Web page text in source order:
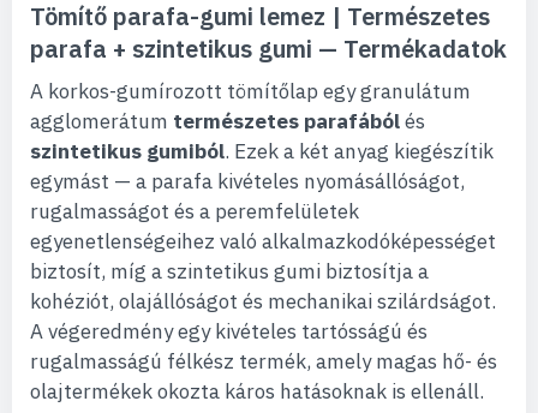
Tömítő parafa-gumi lemez | Természetes
parafa + szintetikus gumi — Termékadatok
A korkos-gumírozott tömítőlap egy granulátum
agglomerátum természetes parafábólés
szintetikus gumiból. Ezek a két anyag kiegészítik
egymást — a parafa kivételes nyomásállóságot,
rugalmasságot és a peremfelületek
egyenetlenségeihez való alkalmazkodóképességet
biztosít, míg a szintetikus gumi biztosítja a
kohéziót, olajállóságot és mechanikai szilárdságot.
A végeredmény egy kivételes tartósságú és
rugalmasságú félkész termék, amely magas hő- és
olajtermékek okozta káros hatásoknak is ellenáll.